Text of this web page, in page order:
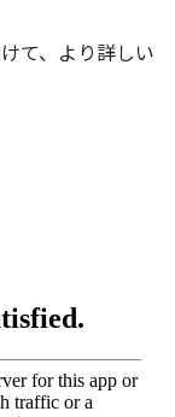
て、より詳しい